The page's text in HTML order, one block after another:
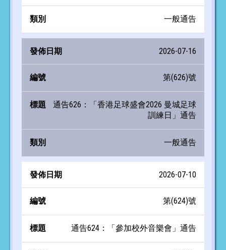
一般通告
2026-07-16
第(626)號
通告626：「香港足球盛會2026 曼城足球
訓練日」通告
一般通告
2026-07-10
第(624)號
通告624：「參加校外音樂會」通告